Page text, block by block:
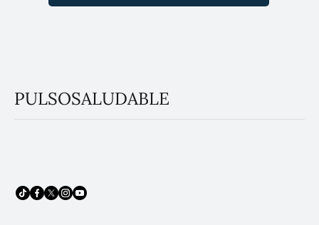
PULSOSALUDABLE